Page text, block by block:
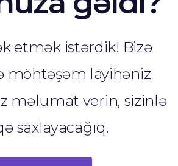
etmək istərdik! Bizə
möhtəşəm layihəniz
məlumat verin, sizinlə
saxlayacağıq.